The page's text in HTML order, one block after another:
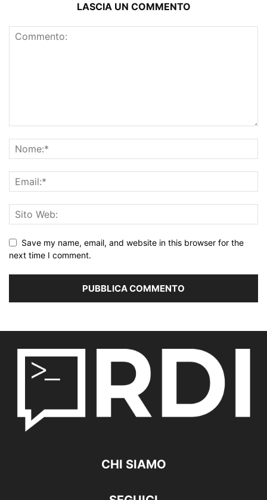
LASCIA UN COMMENTO
Save my name, email, and website in this browser for the
next time I comment.
CHI SIAMO